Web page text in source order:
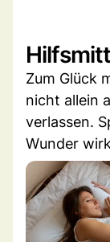
Zum Glück
nicht allein
verlassen.
Wunder